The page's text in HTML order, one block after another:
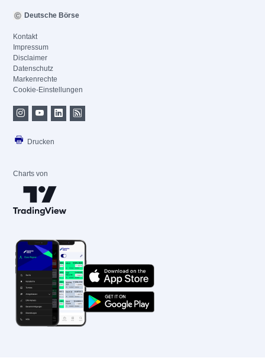
Deutsche Börse
Kontakt
Impressum
Disclaimer
Datenschutz
Markenrechte
Cookie-Einstellungen
Drucken
Charts von